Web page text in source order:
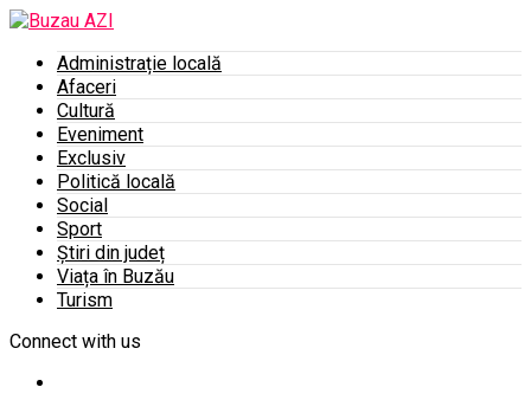
Administrație locală
Afaceri
Cultură
Eveniment
Exclusiv
Politică locală
Social
Sport
Știri din județ
Viața în Buzău
Turism
Connect with us